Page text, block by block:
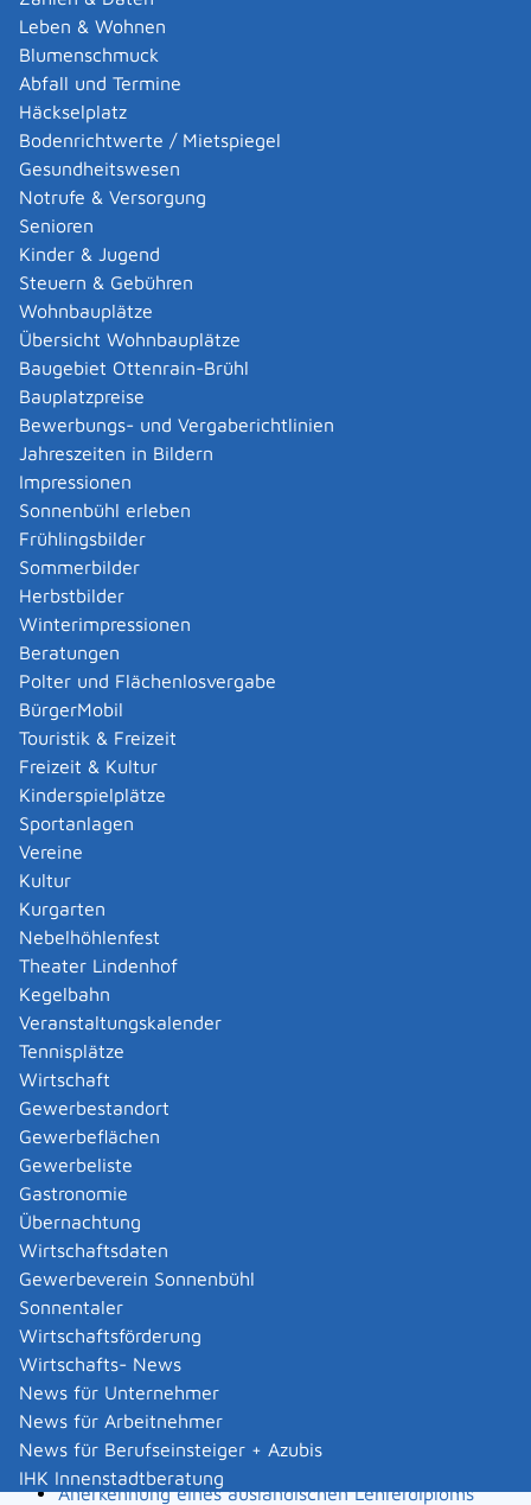
Leben & Wohnen
Blumenschmuck
Abfall und Termine
Häckselplatz
Bodenrichtwerte / Mietspiegel
Gesundheitswesen
Notrufe & Versorgung
Senioren
Kinder & Jugend
Steuern & Gebühren
Wohnbauplätze
Übersicht Wohnbauplätze
Baugebiet Ottenrain-Brühl
Bauplatzpreise
Bewerbungs- und Vergaberichtlinien
Jahreszeiten in Bildern
Impressionen
Sonnenbühl erleben
Frühlingsbilder
Sommerbilder
Herbstbilder
Winterimpressionen
Beratungen
Polter und Flächenlosvergabe
BürgerMobil
Touristik & Freizeit
Freizeit & Kultur
Kinderspielplätze
Sportanlagen
Vereine
Kultur
Kurgarten
Nebelhöhlenfest
Theater Lindenhof
Kegelbahn
Veranstaltungskalender
Tennisplätze
Wirtschaft
Gewerbestandort
Gewerbeflächen
Gewerbeliste
Gastronomie
Übernachtung
Wirtschaftsdaten
Gewerbeverein Sonnenbühl
Sonnentaler
Wirtschaftsförderung
Wirtschafts- News
News für Unternehmer
News für Arbeitnehmer
News für Berufseinsteiger + Azubis
IHK Innenstadtberatung
Adoption eines erwachsenen Menschen beantragen
Adoptionspflege eines minderjährigen Kindes
aufnehmen
Adressänderung auf der eID-Karte beantragen
Adressbuch - Eintrag sperren lassen
Akademische Gesundheitsberufe - Anerkennung der
Weiterbildung beantragen
Akademische Grade, Titel und Bezeichnungen bei
anerkannten Spätaussiedlern - Gradumwandlungen
beantragen
Akademische Grade, Titel und Bezeichnungen von
ausländischen Hochschulen führen
Akteneinsicht in und außerhalb von
Verwaltungsverfahren beantragen
Allgemein bildende Schulen - zur Abendrealschule
anmelden
Als berechtigte Person Fahrzeugregisterauskunft
(Halterauskunft) beantragen
Als Servicedienstleisterin oder Servicedienstleister
im Rahmen der Geldwäscheaufsicht registrieren
Altenpfleger, Arbeitserzieher, Haus- und
Familienpfleger, Heilerziehungsassistent,
Heilpädagoge, Jugend- und Heimerzieher,
Sozialarbeiter, Sozialpädagoge mit ausländischer
Berufsausbildung – Erlaubnis zur Führung der
Berufsbezeichnung beantragen
Altersrente - Rente bei vorzeitigem Eintritt in den
Ruhestand beantragen
Altersrente für besonders langjährig Versicherte
beantragen
Altersrente für schwerbehinderte Menschen
beantragen
Amtliche Meldebestätigung ausstellen
Andere Strafanzeige stellen
Änderung bezüglich des Betriebs gentechnischer
Anlagen mitteilen
Änderung der Gemeinschaftslizenz beantragen
Änderung des Entwicklungsziels einer Ökokonto-
Maßnahme beantragen
Änderung des Wohnsitzes innerhalb derselben
Stadt oder Gemeinde melden
Änderung nach Beantragung oder bei Bezug von
Bürgergeld mitteilen
Änderung persönlicher Daten der Hochschule
mitteilen
Änderungen an die Krankenkasse melden
Anerkennung als gemeinnützige Stiftung
beantragen
Anerkennung als Pharmaberater beantragen
Anerkennung als Prüf-, Zertifizierung- oder
Überwachungsstelle (PÜZ-Stelle) nach
Landesbauordnung
Anerkennung eines ausländischen Lehrerdiploms